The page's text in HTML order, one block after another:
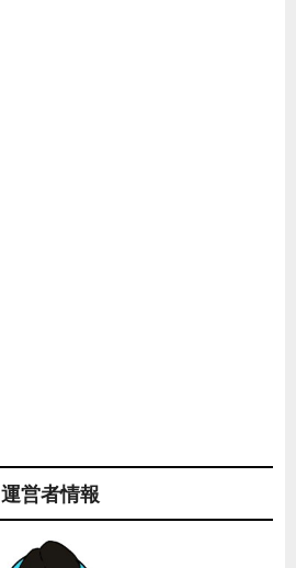
運営者情報